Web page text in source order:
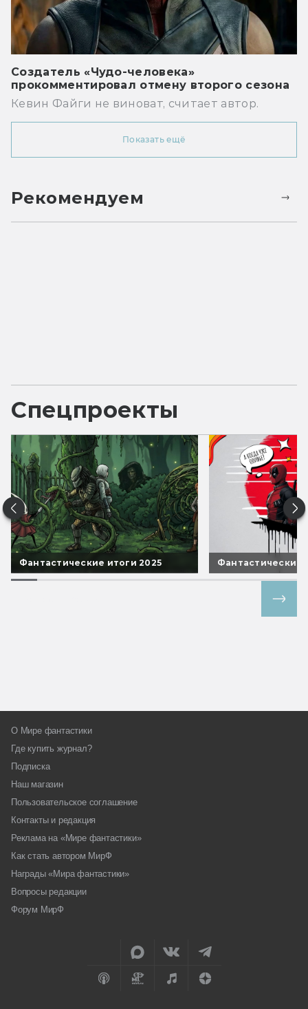
Создатель «Чудо-человека»
прокомментировал отмену второго сезона
Кевин Файги не виноват, считает автор.
Показать ещё
Рекомендуем
Спецпроекты
Фантастические итоги 2025 Фантастические
О Мире фантастики
Где купить журнал?
Подписка
Наш магазин
Пользовательское соглашение
Контакты и редакция
Реклама на «Мире фантастики»
Как стать автором МирФ
Награды «Мира фантастики»
Вопросы редакции
Форум МирФ